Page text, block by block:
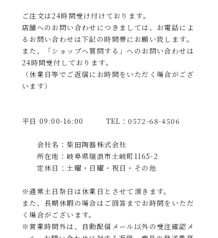
ご注文は24時間受け付けております。
店舗へのお問い合わせにつきましては、お電話によ
るお問い合わせは下記の時間帯にお願い致します。
また、「ショップへ質問する」へのお問い合わせは
24時間受付しております。
（休業日等でご返信にお時間をいただく場合がござ
います）
平日 09:00-16:00 TEL：0572-68-4506
会社名：柴田陶器株式会社
所在地：岐阜県瑞浪市土岐町1165-2
定休日：土曜・日曜・祝日・その他
※通常土日祭日は休業日とさせて頂きます。
また、長期休暇の場合はご回答までお時間をいただ
く場合がございます。
※営業時間外は、自動配信メール以外の受注確認メ